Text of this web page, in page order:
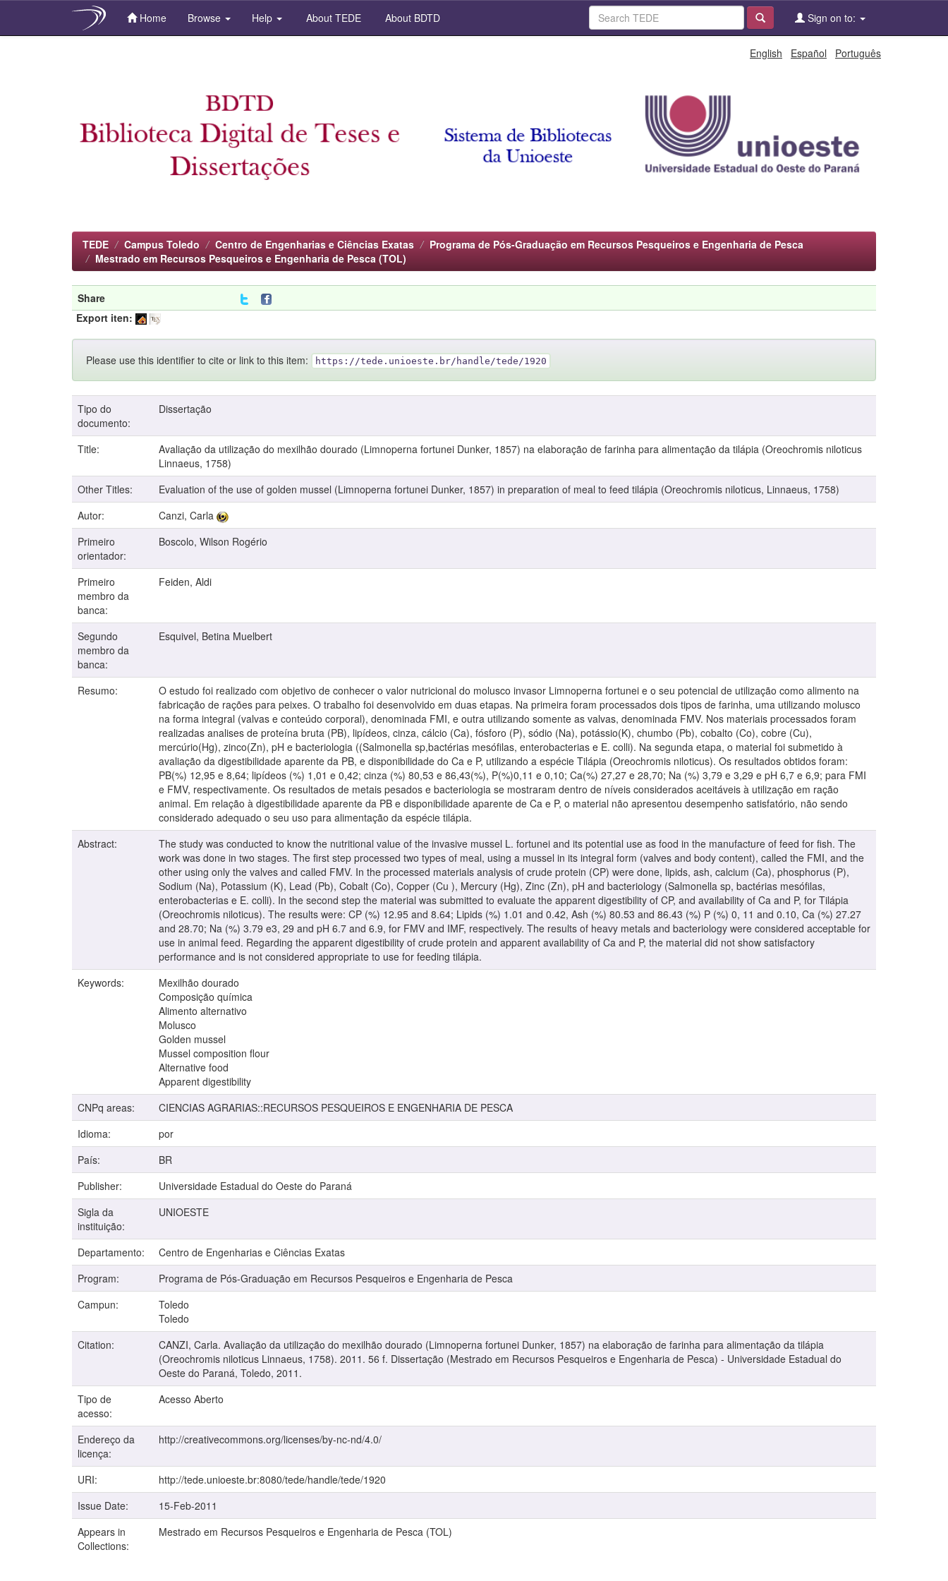
Home Browse Help About TEDE About BDTD Sign on to:
English Español Português
TEDE Campus Toledo Centro de Engenharias e Ciências Exatas
Programa de Pós-Graduação em Recursos Pesqueiros e Engenharia de Pesca
Mestrado em Recursos Pesqueiros e Engenharia de Pesca (TOL)
Share
Export iten:
Please use this identifier to cite or link to this item: https://tede.unioeste.br/handle/tede/1920
Tipo do
documento:
Dissertação
Title:
Avaliação da utilização do mexilhão dourado (Limnoperna fortunei Dunker, 1857) na elaboração de farinha para alimentação da tilápia (Oreochromis niloticus
Linnaeus, 1758)
Other Titles:
Evaluation of the use of golden mussel (Limnoperna fortunei Dunker, 1857) in preparation of meal to feed tilápia (Oreochromis niloticus, Linnaeus, 1758)
Autor:
Canzi, Carla
Primeiro
orientador:
Boscolo, Wilson Rogério
Primeiro
membro da
banca:
Feiden, Aldi
Segundo
membro da
banca:
Esquivel, Betina Muelbert
Resumo:
O estudo foi realizado com objetivo de conhecer o valor nutricional do molusco invasor Limnoperna fortunei e o seu potencial de utilização como alimento na
fabricação de rações para peixes. O trabalho foi desenvolvido em duas etapas. Na primeira foram processados dois tipos de farinha, uma utilizando molusco
na forma integral (valvas e conteúdo corporal), denominada FMI, e outra utilizando somente as valvas, denominada FMV. Nos materiais processados foram
realizadas analises de proteína bruta (PB), lipídeos, cinza, cálcio (Ca), fósforo (P), sódio (Na), potássio(K), chumbo (Pb), cobalto (Co), cobre (Cu),
mercúrio(Hg), zinco(Zn), pH e bacteriologia ((Salmonella sp,bactérias mesófilas, enterobacterias e E. colli). Na segunda etapa, o material foi submetido à
avaliação da digestibilidade aparente da PB, e disponibilidade do Ca e P, utilizando a espécie Tilápia (Oreochromis niloticus). Os resultados obtidos foram:
PB(%) 12,95 e 8,64; lipídeos (%) 1,01 e 0,42; cinza (%) 80,53 e 86,43(%), P(%)0,11 e 0,10; Ca(%) 27,27 e 28,70; Na (%) 3,79 e 3,29 e pH 6,7 e 6,9; para FMI
e FMV, respectivamente. Os resultados de metais pesados e bacteriologia se mostraram dentro de níveis considerados aceitáveis à utilização em ração
animal. Em relação à digestibilidade aparente da PB e disponibilidade aparente de Ca e P, o material não apresentou desempenho satisfatório, não sendo
considerado adequado o seu uso para alimentação da espécie tilápia.
Abstract:
The study was conducted to know the nutritional value of the invasive mussel L. fortunei and its potential use as food in the manufacture of feed for fish. The
work was done in two stages. The first step processed two types of meal, using a mussel in its integral form (valves and body content), called the FMI, and the
other using only the valves and called FMV. In the processed materials analysis of crude protein (CP) were done, lipids, ash, calcium (Ca), phosphorus (P),
Sodium (Na), Potassium (K), Lead (Pb), Cobalt (Co), Copper (Cu ), Mercury (Hg), Zinc (Zn), pH and bacteriology (Salmonella sp, bactérias mesófilas,
enterobacterias e E. colli). In the second step the material was submitted to evaluate the apparent digestibility of CP, and availability of Ca and P, for Tilápia
(Oreochromis niloticus). The results were: CP (%) 12.95 and 8.64; Lipids (%) 1.01 and 0.42, Ash (%) 80.53 and 86.43 (%) P (%) 0, 11 and 0.10, Ca (%) 27.27
and 28.70; Na (%) 3.79 e3, 29 and pH 6.7 and 6.9, for FMV and IMF, respectively. The results of heavy metals and bacteriology were considered acceptable for
use in animal feed. Regarding the apparent digestibility of crude protein and apparent availability of Ca and P, the material did not show satisfactory
performance and is not considered appropriate to use for feeding tilápia.
Keywords:
Mexilhão dourado
Composição química
Alimento alternativo
Molusco
Golden mussel
Mussel composition flour
Alternative food
Apparent digestibility
CNPq areas:
CIENCIAS AGRARIAS::RECURSOS PESQUEIROS E ENGENHARIA DE PESCA
Idioma:
por
País:
BR
Publisher:
Universidade Estadual do Oeste do Paraná
Sigla da
instituição:
UNIOESTE
Departamento:
Centro de Engenharias e Ciências Exatas
Program:
Programa de Pós-Graduação em Recursos Pesqueiros e Engenharia de Pesca
Campun:
Toledo
Toledo
Citation:
CANZI, Carla. Avaliação da utilização do mexilhão dourado (Limnoperna fortunei Dunker, 1857) na elaboração de farinha para alimentação da tilápia
(Oreochromis niloticus Linnaeus, 1758). 2011. 56 f. Dissertação (Mestrado em Recursos Pesqueiros e Engenharia de Pesca) - Universidade Estadual do
Oeste do Paraná, Toledo, 2011.
Tipo de
acesso:
Acesso Aberto
Endereço da
licença:
http://creativecommons.org/licenses/by-nc-nd/4.0/
URI:
http://tede.unioeste.br:8080/tede/handle/tede/1920
Issue Date:
15-Feb-2011
Appears in
Collections:
Mestrado em Recursos Pesqueiros e Engenharia de Pesca (TOL)